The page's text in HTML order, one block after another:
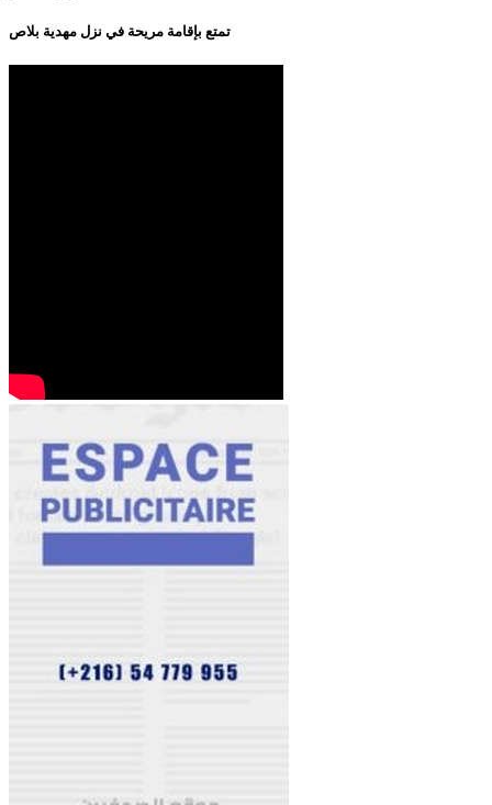
تمتع بإقامة مريحة في نزل مهدية بلاص